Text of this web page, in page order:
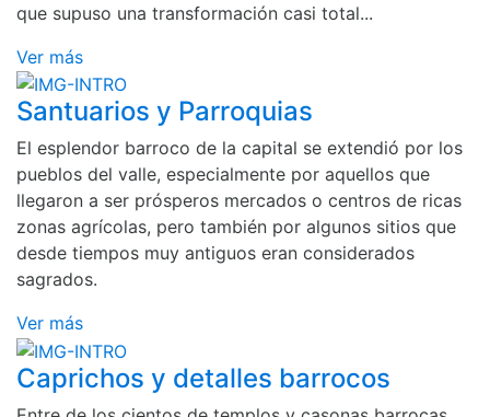
que supuso una transformación casi total...
Ver más
Santuarios y Parroquias
El esplendor barroco de la capital se extendió por los
pueblos del valle, especialmente por aquellos que
llegaron a ser prósperos mercados o centros de ricas
zonas agrícolas, pero también por algunos sitios que
desde tiempos muy antiguos eran considerados
sagrados.
Ver más
Caprichos y detalles barrocos